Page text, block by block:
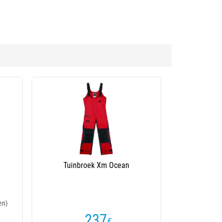
Tuinbroek Xm Ocean